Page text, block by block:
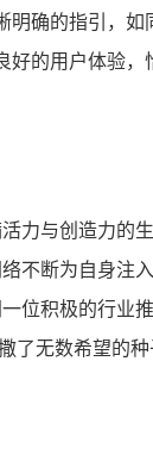
明确的指引，
好的用户体验
力与创造力的
不断为自身
位积极的行
了无数希望的种